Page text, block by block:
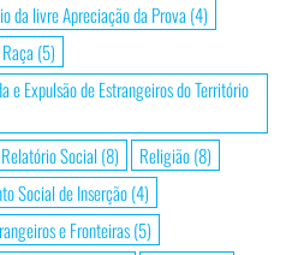
da livre Apreciação da Prova (4)
Raça (5)
e Expulsão de Estrangeiros do Território
Relatório Social (8) Religião(8)
Social de Inserção(4)
e Fronteiras(5)